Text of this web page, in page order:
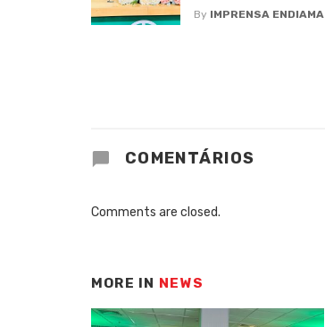
By IMPRENSA ENDIAMA
COMENTÁRIOS
Comments are closed.
MORE IN NEWS